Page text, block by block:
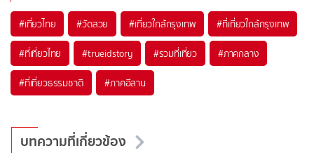
#เที่ยวไทย #วัดสวย #เที่ยวใกล้กรุงเทพ #ที่เที่ยวใกล้กรุงเทพ
#ที่เที่ยวไทย #trueidstory #รวมที่เที่ยว #ภาคกลาง
#ที่เที่ยวธรรมชาติ #ภาคอีสาน
บทความที่เกี่ยวข้อง